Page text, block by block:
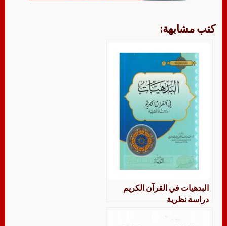
كتب مشابهة:
البدهيات في القرآن الكريم
دراسة نظرية